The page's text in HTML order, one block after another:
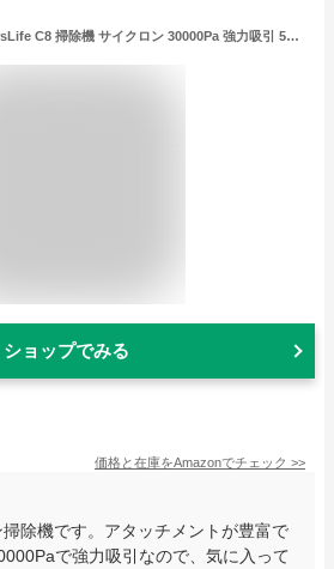
掃除機コード式 VersLife C8 掃除機 サイクロン 30000Pa 強力吸引 5M電源コード式掃除機 600W 紙パック不要 HEPA多重濾過 ハンディ スティッククリーナー 2WAY 軽量 スリム ハードフロア/カーペット/カーテンに適用 ブラック
ショップでみる
価格と在庫をAmazonでチェック >>
除機です。アタッチメントが豊富で
で強力吸引なので、気に入って